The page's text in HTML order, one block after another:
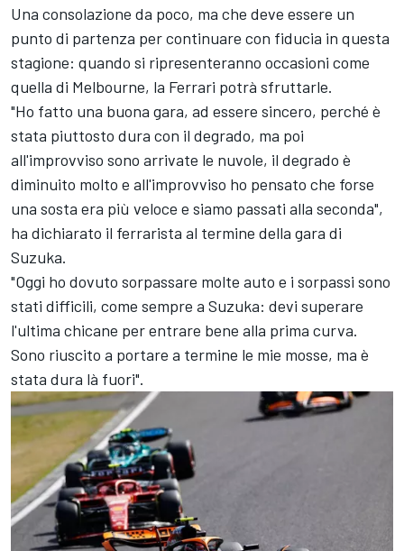
Una consolazione da poco, ma che deve essere un
punto di partenza per continuare con fiducia in questa
stagione: quando si ripresenteranno occasioni come
quella di Melbourne, la Ferrari potrà sfruttarle.
"Ho fatto una buona gara, ad essere sincero, perché è
stata piuttosto dura con il degrado, ma poi
all'improvviso sono arrivate le nuvole, il degrado è
diminuito molto e all'improvviso ho pensato che forse
una sosta era più veloce e siamo passati alla seconda",
ha dichiarato il ferrarista al termine della gara di
Suzuka.
"Oggi ho dovuto sorpassare molte auto e i sorpassi sono
stati difficili, come sempre a Suzuka: devi superare
l'ultima chicane per entrare bene alla prima curva.
Sono riuscito a portare a termine le mie mosse, ma è
stata dura là fuori".